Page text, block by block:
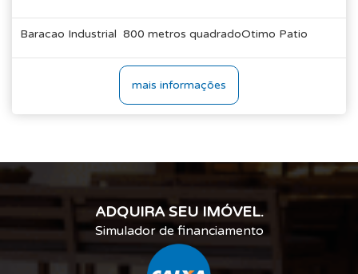
Baracao Industrial 800 metros quadradoOtimo Patio
mais informações
ADQUIRA SEU IMÓVEL.
Simulador de financiamento